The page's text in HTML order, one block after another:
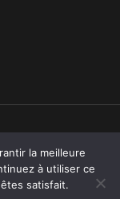
la meilleure
à utiliser ce
satisfait.